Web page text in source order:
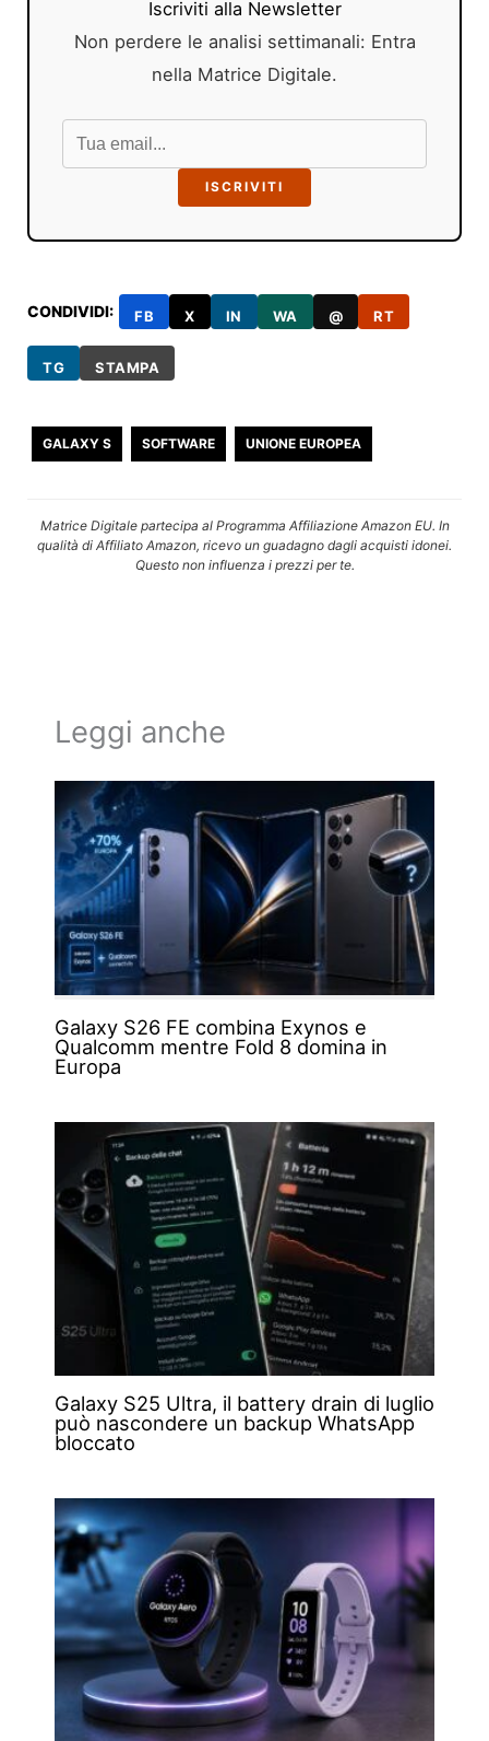
Iscriviti alla Newsletter
Non perdere le analisi settimanali: Entra
nella Matrice Digitale.
ISCRIVITI
CONDIVIDI: FB X IN WA @ RT
TG STAMPA
GALAXY S SOFTWARE UNIONE EUROPEA
Matrice Digitale partecipa al Programma Affiliazione Amazon EU. In
qualità di Affiliato Amazon, ricevo un guadagno dagli acquisti idonei.
Questo non influenza i prezzi per te.
Leggi anche
Galaxy S26 FE combina Exynos e
Qualcomm mentre Fold 8 domina in
Europa
Galaxy S25 Ultra, il battery drain di luglio
può nascondere un backup WhatsApp
bloccato